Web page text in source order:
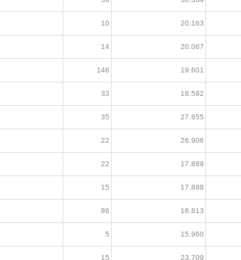
10 20.163
14 20.067
146 19.601
33 18.592
35 27.655
22 26.906
22 17.889
15 17.888
86 16.813
5 15.960
15 23.709